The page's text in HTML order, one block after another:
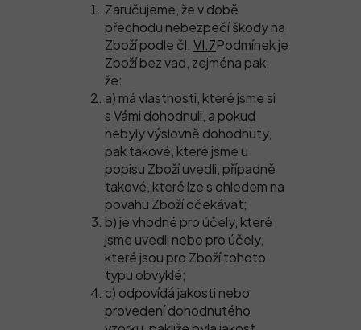
Zaručujeme, že v době
přechodu nebezpečí škody na
Zboží podle čl. VI.7Podmínek je
Zboží bez vad, zejména pak,
že:
a) má vlastnosti, které jsme si
s Vámi dohodnuli, a pokud
nebyly výslovně dohodnuty,
pak takové, které jsme u
popisu Zboží uvedli, případně
takové, které lze s ohledem na
povahu Zboží očekávat;
b) je vhodné pro účely, které
jsme uvedli nebo pro účely,
které jsou pro Zboží tohoto
typu obvyklé;
c) odpovídá jakosti nebo
provedení dohodnutého